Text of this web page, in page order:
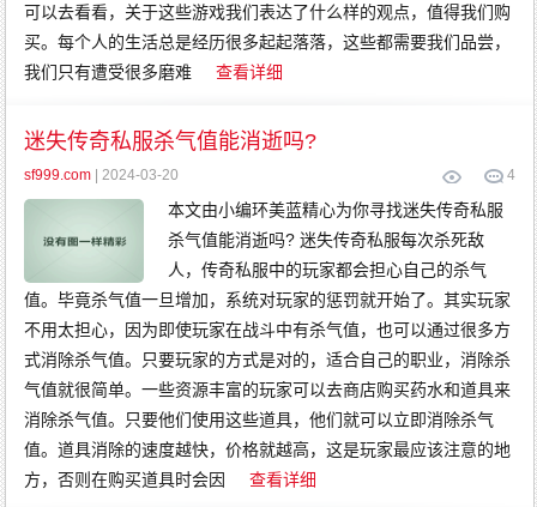
可以去看看，关于这些游戏我们表达了什么样的观点，值得我们购
买。每个人的生活总是经历很多起起落落，这些都需要我们品尝，
我们只有遭受很多磨难
查看详细
迷失传奇私服杀气值能消逝吗?
4
sf999.com | 2024-03-20
本文由小编环美蓝精心为你寻找迷失传奇私服
杀气值能消逝吗? 迷失传奇私服每次杀死敌
人，传奇私服中的玩家都会担心自己的杀气
值。毕竟杀气值一旦增加，系统对玩家的惩罚就开始了。其实玩家
不用太担心，因为即使玩家在战斗中有杀气值，也可以通过很多方
式消除杀气值。只要玩家的方式是对的，适合自己的职业，消除杀
气值就很简单。一些资源丰富的玩家可以去商店购买药水和道具来
消除杀气值。只要他们使用这些道具，他们就可以立即消除杀气
值。道具消除的速度越快，价格就越高，这是玩家最应该注意的地
方，否则在购买道具时会因
查看详细